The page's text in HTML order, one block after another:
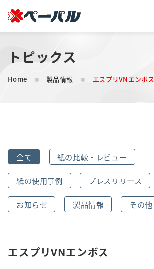
HOME
初めての方へ
会社案内
事業内容
トピックス
Home 製品情報 エスプリVNエンボス
全て 紙の比較・レビュー
紙の使用事例 プレスリリース
お知らせ 製品情報 その他
エスプリVNエンボス